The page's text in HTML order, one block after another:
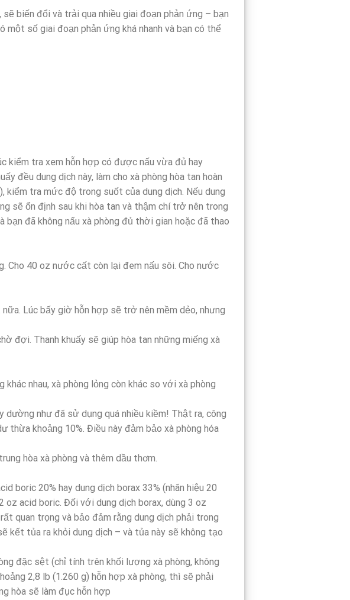
biến đổi và trải qua nhiều giai đoạn phản ứng – bạn
số giai đoạn phản ứng khá nhanh và bạn có thể
kiểm tra xem hỗn hợp có được nấu vừa đủ hay
đều dung dịch này, làm cho xà phòng hòa tan hoàn
tra mức độ trong suốt của dung dịch. Nếu dung
sẽ ổn định sau khi hòa tan và thậm chí trở nên trong
bạn đã không nấu xà phòng đủ thời gian hoặc đã thao
Cho 40 oz nước cất còn lại đem nấu sôi. Cho nước
Lúc bấy giờ hỗn hợp sẽ trở nên mềm dẻo, nhưng
đợi. Thanh khuấy sẽ giúp hòa tan những miếng xà
nhau, xà phòng lỏng còn khác so với xà phòng
như đã sử dụng quá nhiều kiềm! Thật ra, công
khoảng 10%. Điều này đảm bảo xà phòng hóa
hòa xà phòng và thêm dầu thơm.
boric 20% hay dung dịch borax 33% (nhãn hiệu 20
acid boric. Đối với dung dịch borax, dùng 3 oz
quan trọng và bảo đảm rằng dung dịch phải trong
kết tủa ra khỏi dung dịch – và tủa này sẽ không tạo
đặc sệt (chỉ tính trên khối lượng xà phòng, không
2,8 lb (1.260 g) hỗn hợp xà phòng, thì sẽ phải
hòa sẽ làm đục hỗn hợp